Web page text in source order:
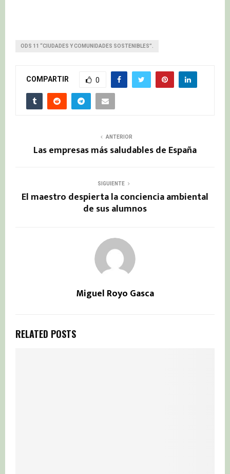
ODS 11 “CIUDADES Y COMUNIDADES SOSTENIBLES”.
COMPARTIR 0
ANTERIOR
Las empresas más saludables de España
SIGUIENTE
El maestro despierta la conciencia ambiental
de sus alumnos
Miguel Royo Gasca
RELATED POSTS